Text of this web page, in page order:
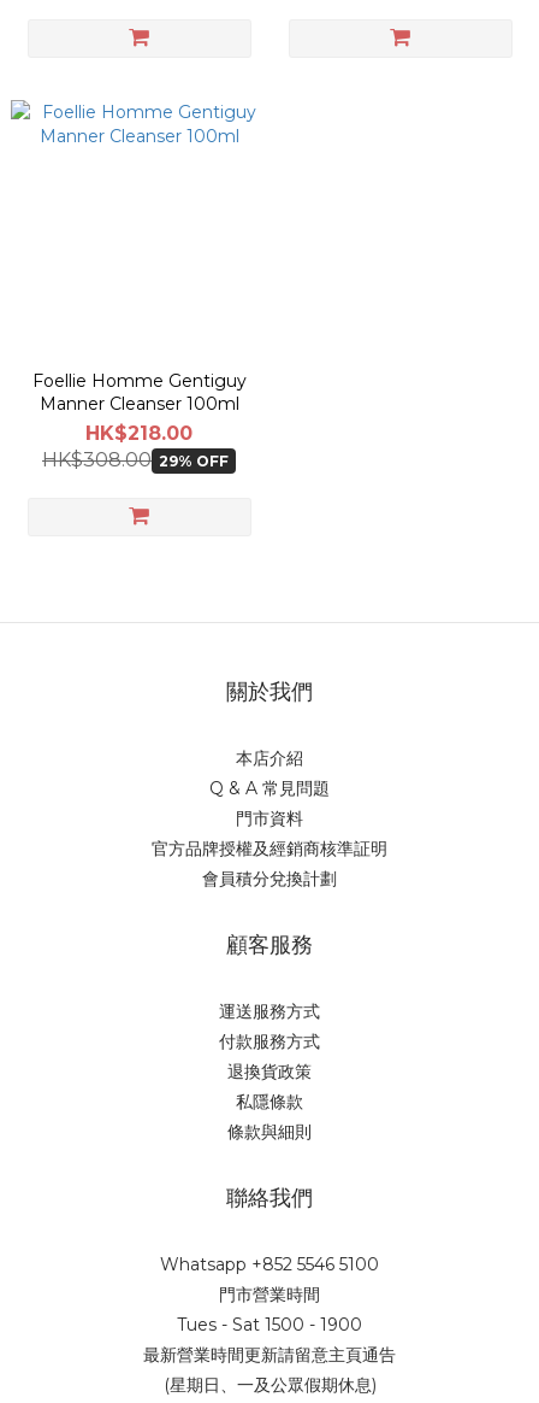
Foellie Homme Gentiguy
Manner Cleanser 100ml
HK$218.00
HK$308.00 29% OFF
關於我們
本店介紹
Q & A 常見問題
門市資料
官方品牌授權及經銷商核準証明
會員積分兌換計劃
顧客服務
運送服務方式
付款服務方式
退換貨政策
私隱條款
條款與細則
聯絡我們
Whatsapp +852 5546 5100
門市營業時間
Tues - Sat 1500 - 1900
最新營業時間更新請留意主頁通告
(星期日、一及公眾假期休息)